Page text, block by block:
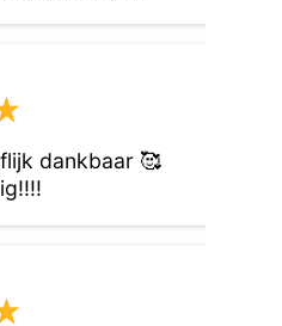
dankbaar 🥰